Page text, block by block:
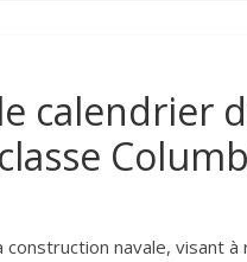
calendrier
navale, visant à